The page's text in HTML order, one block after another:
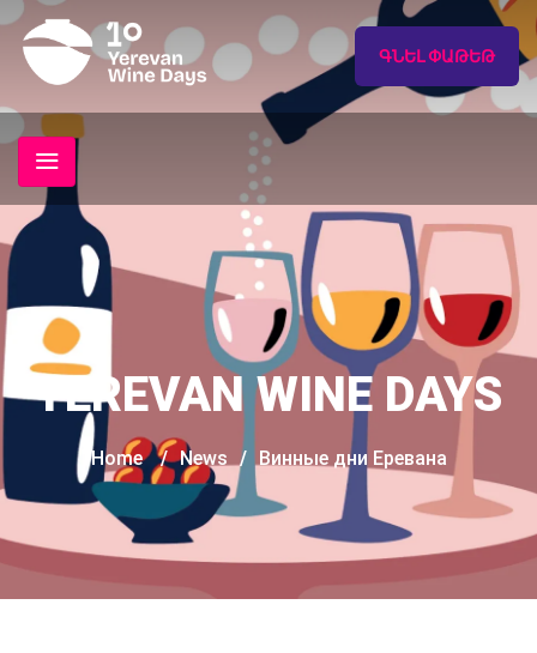
ԳՆԵԼ ՓԱԹԵԹ
YEREVAN WINE DAYS
Home / News / Винные дни Еревана